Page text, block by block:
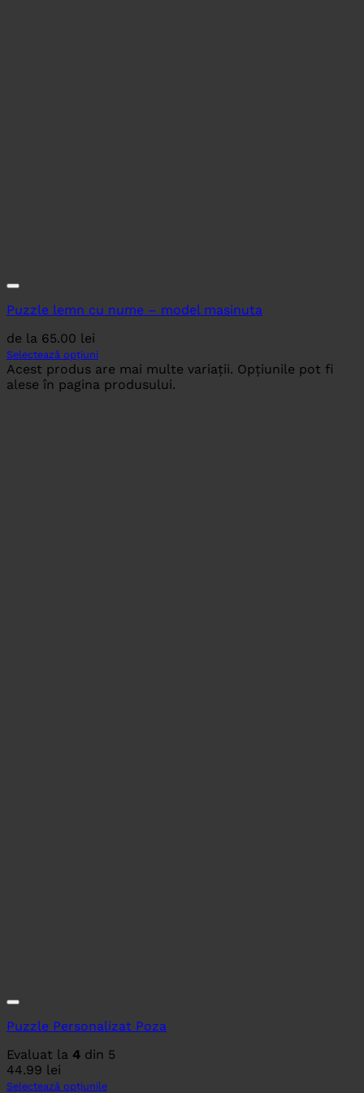
Puzzle lemn cu nume – model masinuta
de la 65.00 lei
Selectează opțiuni
Acest produs are mai multe variații. Opțiunile pot fi
alese în pagina produsului.
Puzzle Personalizat Poza
Evaluat la 4 din 5
44.99 lei
Selectează opțiunile